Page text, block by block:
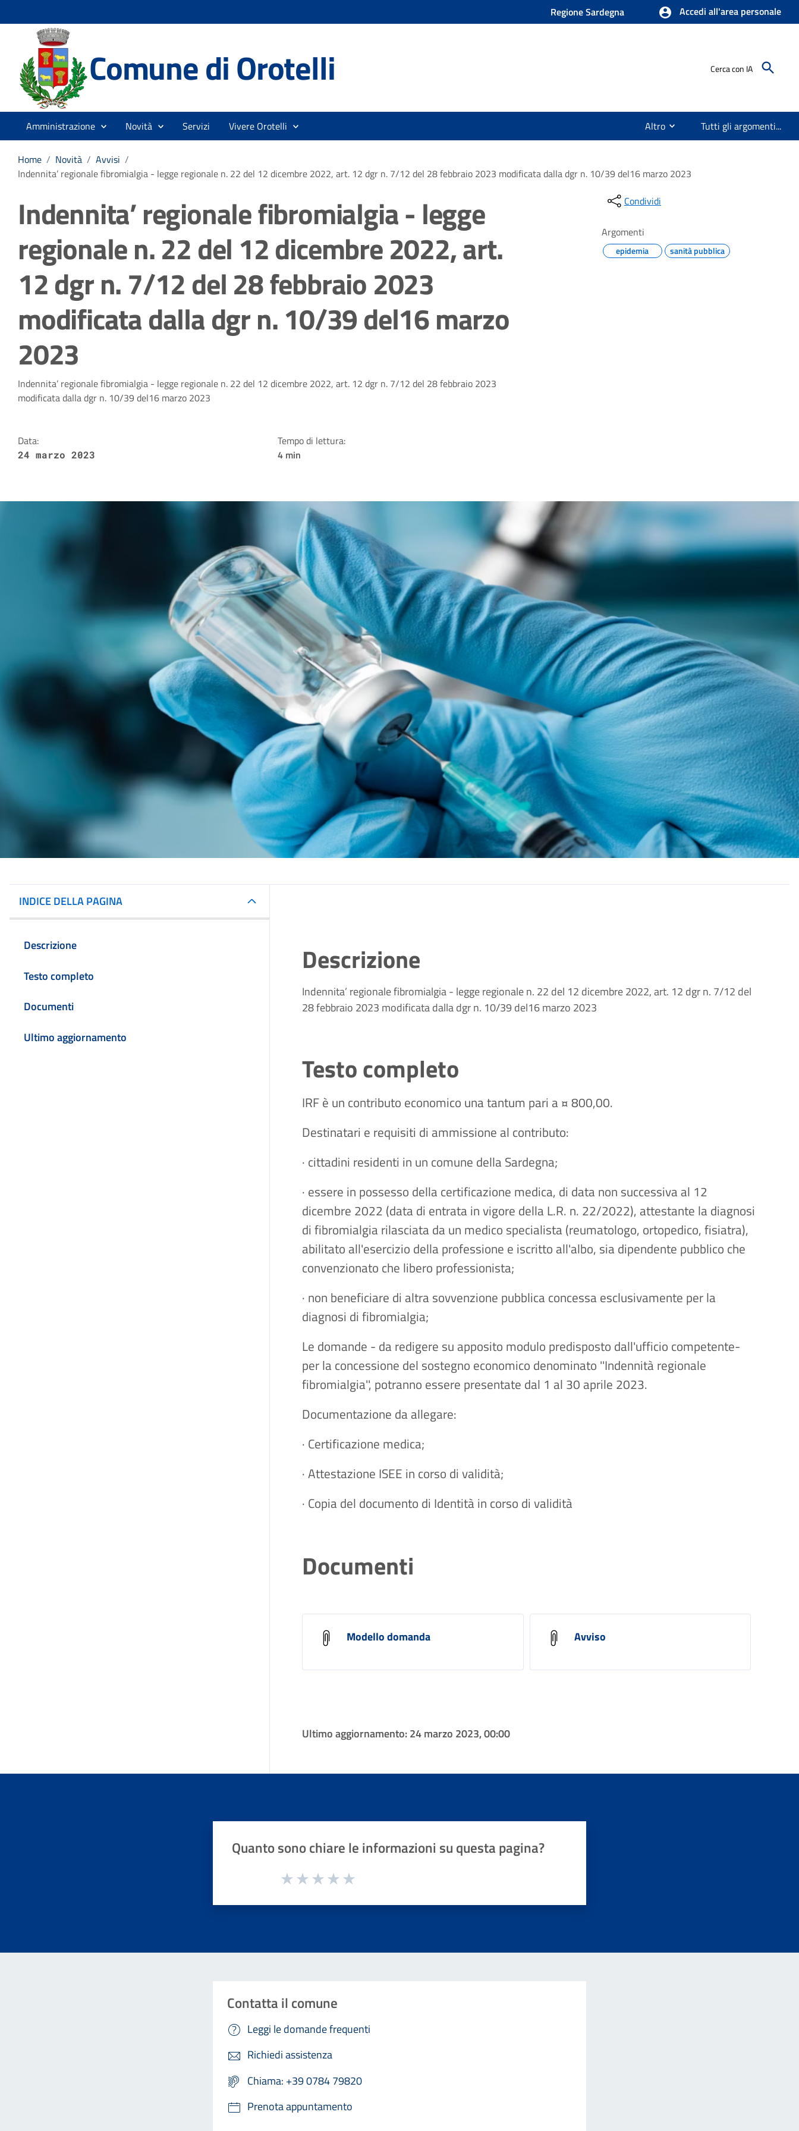
Regione Sardegna Accedi all'area personale
Comune di Orotelli Cerca con IA
Amministrazione Novità Servizi Vivere Orotelli Altro Tutti gli argomenti...
Home / Novità / Avvisi /
Indennita’ regionale fibromialgia - legge regionale n. 22 del 12 dicembre 2022, art. 12 dgr n. 7/12 del 28 febbraio 2023 modificata dalla dgr n. 10/39 del16 marzo 2023
Indennita’ regionale fibromialgia - legge
regionale n. 22 del 12 dicembre 2022, art.
12 dgr n. 7/12 del 28 febbraio 2023
modificata dalla dgr n. 10/39 del16 marzo
2023
Dettagli della notizia
Indennita’ regionale fibromialgia - legge regionale n. 22 del 12 dicembre 2022, art. 12 dgr n. 7/12 del 28 febbraio 2023
modificata dalla dgr n. 10/39 del16 marzo 2023
Data:
24 marzo 2023
Tempo di lettura:
4 min
Condividi
Argomenti
epidemia sanità pubblica
INDICE DELLA PAGINA
Descrizione
Testo completo
Documenti
Ultimo aggiornamento
Descrizione
Indennita’ regionale fibromialgia - legge regionale n. 22 del 12 dicembre 2022, art. 12 dgr n. 7/12 del
28 febbraio 2023 modificata dalla dgr n. 10/39 del16 marzo 2023
Testo completo
IRF è un contributo economico una tantum pari a ¤ 800,00.
Destinatari e requisiti di ammissione al contributo:
· cittadini residenti in un comune della Sardegna;
· essere in possesso della certificazione medica, di data non successiva al 12
dicembre 2022 (data di entrata in vigore della L.R. n. 22/2022), attestante la diagnosi
di fibromialgia rilasciata da un medico specialista (reumatologo, ortopedico, fisiatra),
abilitato all'esercizio della professione e iscritto all'albo, sia dipendente pubblico che
convenzionato che libero professionista;
· non beneficiare di altra sovvenzione pubblica concessa esclusivamente per la
diagnosi di fibromialgia;
Le domande - da redigere su apposito modulo predisposto dall'ufficio competente-
per la concessione del sostegno economico denominato ''Indennità regionale
fibromialgia'', potranno essere presentate dal 1 al 30 aprile 2023.
Documentazione da allegare:
· Certificazione medica;
· Attestazione ISEE in corso di validità;
· Copia del documento di Identità in corso di validità
Documenti
Modello domanda Avviso
Ultimo aggiornamento:24 marzo 2023, 00:00
Quanto sono chiare le informazioni su questa pagina?
Valuta da 1 a 5 stelle la pagina
Contatta il comune
Leggi le domande frequenti
Richiedi assistenza
Chiama: +39 0784 79820
Prenota appuntamento